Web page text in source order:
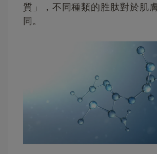
質」，不同種類的胜肽對於肌
同。